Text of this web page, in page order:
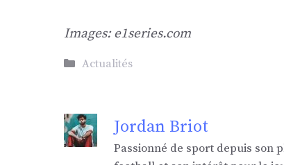
Images: e1series.com
Catégories
Actualités
Jordan Briot
Passionné de sport depuis son